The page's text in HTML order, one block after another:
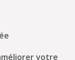
votre